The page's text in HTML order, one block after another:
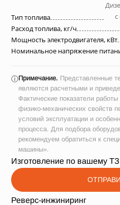
Тип топлива
с
Расход топлива, кг/ч
Мощность электродвигателя, кВт
Номинальное напряжение
ⓘПримечание. Представленные
являются расчетными и
Фактические показатели
физико-механических свойств
условий эксплуатации и
процесса. Для подбора
рекомендуем обратиться к
машины».
Изготовление по вашему ТЗ
Реверс-инжиниринг